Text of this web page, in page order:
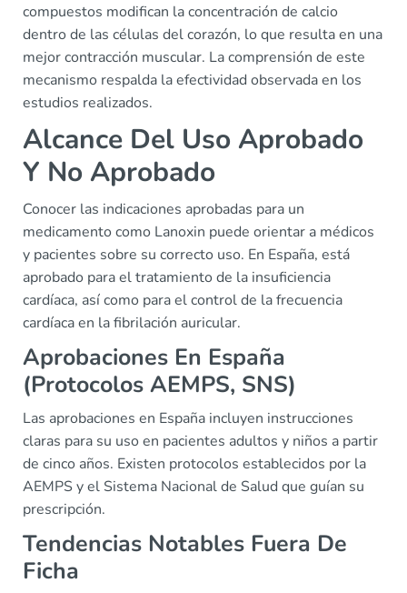
compuestos modifican la concentración de calcio
dentro de las células del corazón, lo que resulta en una
mejor contracción muscular. La comprensión de este
mecanismo respalda la efectividad observada en los
estudios realizados.
Alcance Del Uso Aprobado
Y No Aprobado
Conocer las indicaciones aprobadas para un
medicamento como Lanoxin puede orientar a médicos
y pacientes sobre su correcto uso. En España, está
aprobado para el tratamiento de la insuficiencia
cardíaca, así como para el control de la frecuencia
cardíaca en la fibrilación auricular.
Aprobaciones En España
(Protocolos AEMPS, SNS)
Las aprobaciones en España incluyen instrucciones
claras para su uso en pacientes adultos y niños a partir
de cinco años. Existen protocolos establecidos por la
AEMPS y el Sistema Nacional de Salud que guían su
prescripción.
Tendencias Notables Fuera De
Ficha